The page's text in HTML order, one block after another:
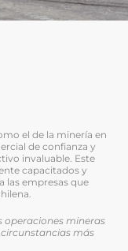
el de la minería en
de confianza y
invaluable. Este
capacitados y
las empresas que
operaciones mineras
más